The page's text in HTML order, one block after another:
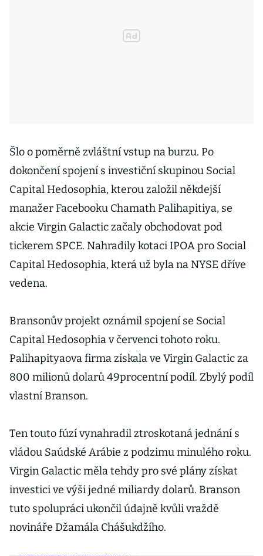
Šlo o poměrně zvláštní vstup na burzu. Po
dokončení spojení s investiční skupinou Social
Capital Hedosophia, kterou založil někdejší
manažer Facebooku Chamath Palihapitiya, se
akcie Virgin Galactic začaly obchodovat pod
tickerem SPCE. Nahradily kotaci IPOA pro Social
Capital Hedosophia, která už byla na NYSE dříve
vedena.
Bransonův projekt oznámil spojení se Social
Capital Hedosophia v červenci tohoto roku.
Palihapityaova firma získala ve Virgin Galactic za
800 milionů dolarů 49procentní podíl. Zbylý podíl
vlastní Branson.
Ten touto fúzí vynahradil ztroskotaná jednání s
vládou Saúdské Arábie z podzimu minulého roku.
Virgin Galactic měla tehdy pro své plány získat
investici ve výši jedné miliardy dolarů. Branson
tuto spolupráci ukončil údajně kvůli vraždě
novináře Džamála Chášukdžího.